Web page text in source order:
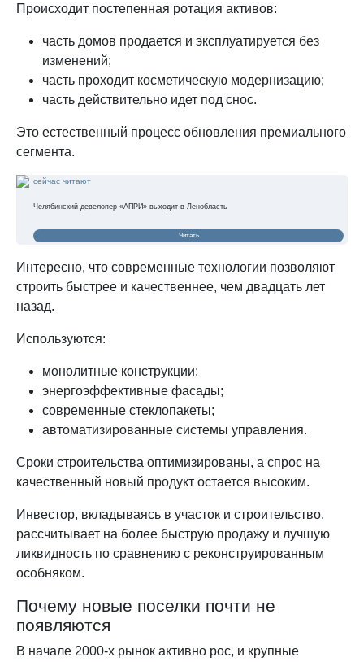
Происходит постепенная ротация активов:
часть домов продается и эксплуатируется без
изменений;
часть проходит косметическую модернизацию;
часть действительно идет под снос.
Это естественный процесс обновления премиального
сегмента.
сейчас читают
Челябинский девелопер «АПРИ» выходит в Ленобласть
Читать
Интересно, что современные технологии позволяют
строить быстрее и качественнее, чем двадцать лет
назад.
Используются:
монолитные конструкции;
энергоэффективные фасады;
современные стеклопакеты;
автоматизированные системы управления.
Сроки строительства оптимизированы, а спрос на
качественный новый продукт остается высоким.
Инвестор, вкладываясь в участок и строительство,
рассчитывает на более быструю продажу и лучшую
ликвидность по сравнению с реконструированным
особняком.
Почему новые поселки почти не
появляются
В начале 2000-х рынок активно рос, и крупные